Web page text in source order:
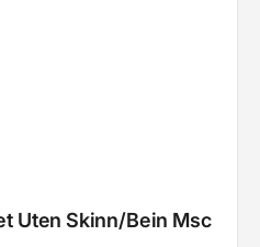
Uten Skinn/Bein Msc